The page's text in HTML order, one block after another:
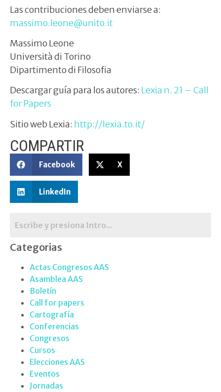
Las contribuciones deben enviarse a:
massimo.leone@unito.it
Massimo Leone
Università di Torino
Dipartimento di Filosofia
Descargar guía para los autores: Lexia n. 21 – Call
for Papers
Sitio web Lexia: http://lexia.to.it/
COMPARTIR
Facebook X
LinkedIn
Categorias
Actas Congresos AAS
Asamblea AAS
Boletín
Call for papers
Cartografía
Conferencias
Congresos
Cursos
Elecciones AAS
Eventos
Jornadas